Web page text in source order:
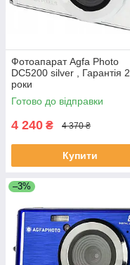
Фотоапарат Agfa Photo
DC5200 silver , Гарантія 2
роки
Готово до відправки
4 240 ₴ 4 370 ₴
Купити
–3%